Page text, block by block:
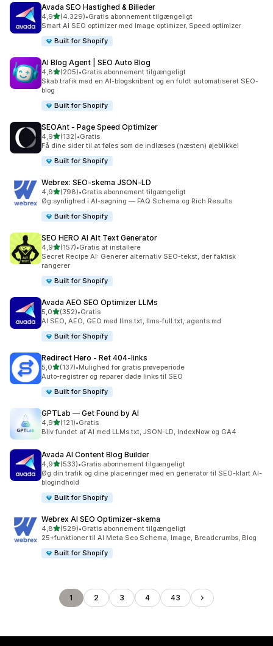
Avada SEO Hastighed & Billeder
4,9ud af 5 stjerner
(4.329)
4329 anmeldelser i alt
•Gratis abonnement tilgængeligt
Smart AI SEO optimizer med Image optimizer, Speed optimizer
Built for Shopify
AI Blog Agent | SEO Auto Blog
4,8ud af 5 stjerner
(205)
205 anmeldelser i alt
•Gratis abonnement tilgængeligt
Skab trafik med en AI-blogskribent og en fuldt automatiseret SEO-
blog
Built for Shopify
SEOAnt ‑ Page Speed Optimizer
4,9ud af 5 stjerner
(132)
132 anmeldelser i alt
•Gratis
Få dine sider til at føles som de indlæses (næsten) øjeblikkel
Built for Shopify
Webrex: SEO‑skema JSON‑LD
4,9ud af 5 stjerner
(798)
798 anmeldelser i alt
•Gratis abonnement tilgængeligt
Øg synlighed i AI-søgning — FAQ Schema og Rich Results
Built for Shopify
SEO HERO AI Alt Text Generator
4,9ud af 5 stjerner
(157)
157 anmeldelser i alt
•Gratis at installere
Secret Recipe AI: Generer alternativ SEO-tekst, der faktisk
rangerer
Built for Shopify
Avada AEO SEO Optimizer LLMs
5,0ud af 5 stjerner
(352)
352 anmeldelser i alt
•Gratis
AI SEO, AEO, GEO med llms.txt, llms-full.txt, agents.md
Built for Shopify
Redirect Hero ‑ Ret 404‑links
5,0ud af 5 stjerner
(137)
137 anmeldelser i alt
•Mulighed for gratis prøveperiode
Auto-registrer og reparer døde links til SEO
Built for Shopify
GPTLab — Get Found by AI
4,9ud af 5 stjerner
(121)
121 anmeldelser i alt
•Gratis
Bliv fundet af AI med LLMs.txt, JSON-LD, IndexNow og GA4
Avada AI Content Blog Builder
4,9ud af 5 stjerner
(533)
533 anmeldelser i alt
•Gratis abonnement tilgængeligt
Øg din trafik og dine placeringer med en generator til SEO-klart AI-
blogindhold
Built for Shopify
Webrex AI SEO Optimizer‑skema
4,8ud af 5 stjerner
(529)
529 anmeldelser i alt
•Gratis abonnement tilgængeligt
25+funktioner til AI Meta Seo Schema, Image, Breadcrumbs, Blog
Built for Shopify
1 2 3 4 43